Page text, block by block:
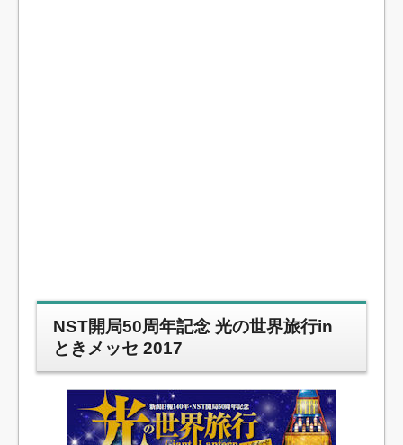
NST開局50周年記念 光の世界旅行in
ときメッセ 2017